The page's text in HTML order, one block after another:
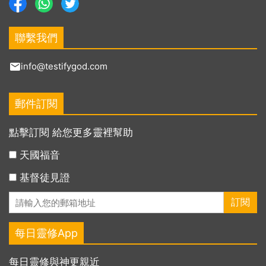
聯繫我們
info@testifygod.com
郵件訂閱
點擊訂閱 給您更多靈裡幫助
天國福音
基督徒見證
每日靈修App
每日靈修與神更親近